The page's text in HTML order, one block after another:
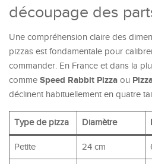
découpage des
Une compréhension claire des
pizzas est fondamentale pour
commander. En France et dans la
comme Speed Rabbit Pizza ou
déclinent habituellement en quatre
Type de pizza Diamètre
Petite 24 cm